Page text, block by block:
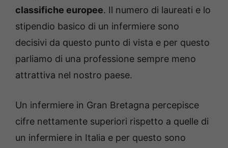
classifiche europee. Il numero di laureati e lo
stipendio basico di un infermiere sono
decisivi da questo punto di vista e per questo
parliamo di una professione sempre meno
attrattiva nel nostro paese.
Un infermiere in Gran Bretagna percepisce
cifre nettamente superiori rispetto a quelle di
un infermiere in Italia e per questo sono